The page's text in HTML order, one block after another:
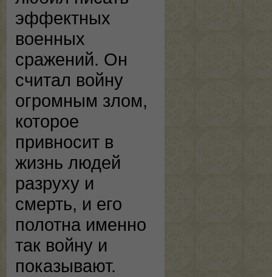
эффектных
военных
сражений. Он
считал войну
огромным злом,
которое
привносит в
жизнь людей
разруху и
смерть, и его
полотна именно
так войну и
показывают.